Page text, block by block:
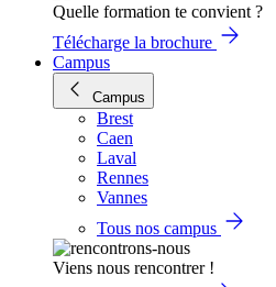
Quelle formation te convient ?
Télécharge la brochure
Campus
Campus
Brest
Caen
Laval
Rennes
Vannes
Tous nos campus
Viens nous rencontrer !